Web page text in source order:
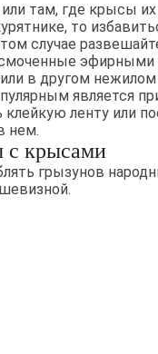
там, где крысы их
то
случае
эфирными
в другом
является
ленту или
нем.
с крысами
грызунов